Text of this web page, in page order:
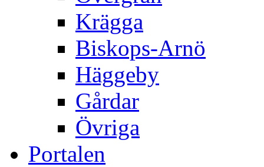
Krägga
Biskops-Arnö
Häggeby
Gårdar
Övriga
Portalen